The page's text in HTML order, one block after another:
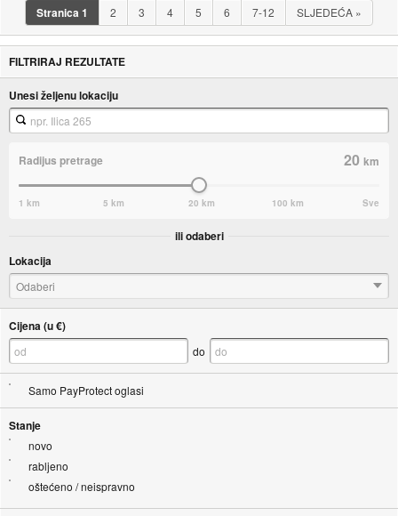
Stranica1 2 3 4 5 6 7-12 SLJEDEĆA »
FILTRIRAJ REZULTATE
Unesi željenu lokaciju
Radijus pretrage 20km
1 km 5 km 20 km 100 km Sve
ili odaberi
Lokacija
Odaberi
Cijena (u €)
do
Samo PayProtect oglasi
Stanje
novo
rabljeno
oštećeno / neispravno